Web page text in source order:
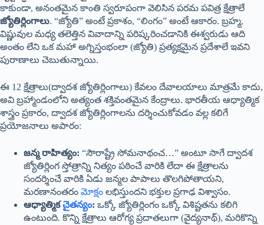
కాకుండా, అనంతమైన కాంతి స్వరూపంగా వెలిసిన పరమ పవిత్ర క్షేత్రాలే
జ్యోతిర్లింగాలు. “జ్యోతి” అంటే ప్రకాశం, “లింగం” అంటే ఆకారం. బ్రహ్మ,
విష్ణువుల మధ్య తలెత్తిన వివాదాన్ని పరిష్కరించడానికి ఈశ్వరుడు ఆది
అంతం లేని ఒక మహా అగ్నిస్తంభంలా (జ్యోతి) ప్రత్యక్షమైన ప్రదేశాలే ఇవని
పురాణాలు చెబుతున్నాయి.
ఈ 12 క్షేత్రాలు(ద్వాదశ జ్యోతిర్లింగాలు) కేవలం దేవాలయాలు మాత్రమే కాదు,
అవి బ్రహ్మాండంలోని అత్యంత శక్తివంతమైన కేంద్రాలు. భారతీయ ఆధ్యాత్మిక
శాస్త్రం ప్రకారం, ద్వాదశ జ్యోతిర్లింగాలను దర్శించుకోవడం వల్ల కలిగే
ప్రయోజనాలు అపారం:
జన్మ రాహిత్యం: “సౌరాష్ట్రే సోమనాథంచ…” అంటూ సాగే ద్వాదశ
జ్యోతిర్లింగ స్తోత్రాన్ని నిత్యం పఠించే వారికి లేదా ఈ క్షేత్రాలను
సందర్శించే వారికి ఏడు జన్మల పాపాలు తొలగిపోతాయని,
మరణానంతరం మోక్షం లభిస్తుందని భక్తుల ప్రగాఢ విశ్వాసం.
ఆధ్యాత్మికచైతన్యం: ఒక్కో జ్యోతిర్లింగం ఒక్కో విశిష్టతను కలిగి
ఉంటుంది. కొన్ని క్షేత్రాలు ఆరోగ్య ప్రదాతలుగా (వైద్యనాథ్), మరికొన్ని